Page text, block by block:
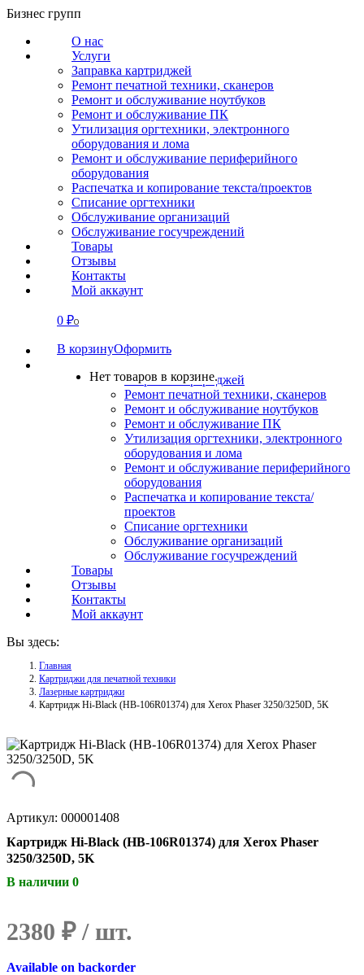
Перейти
содержанию
Бизнес групп
О нас
Услуги
Заправка картриджей
Ремонт печатной техники, сканеров
Ремонт и обслуживание ноутбуков
Ремонт и обслуживание ПК
Утилизация оргтехники, электронного
оборудования и лома
Ремонт и обслуживание периферийного
оборудования
Распечатка и копирование текста/проектов
Списание оргтехники
Обслуживание организаций
Обслуживание госучреждений
Товары
Отзывы
Контакты
Мой аккаунт
0 ₽0
В корзинуОформить
Нет товаров в корзине.
СВЯЗАТЬСЯ
О нас
Заправка картриджей
Ремонт печатной техники, сканеров
Ремонт и обслуживание ноутбуков
Ремонт и обслуживание ПК
Утилизация оргтехники, электронного
оборудования и лома
Ремонт и обслуживание периферийного
оборудования
Распечатка и копирование текста/
проектов
Списание оргтехники
Обслуживание организаций
Обслуживание госучреждений
Товары
Отзывы
Контакты
Мой аккаунт
Вы здесь:
Главная
Картриджи для печатной техники
Лазерные картриджи
Картридж Hi-Black (HB-106R01374) для Xerox Phaser 3250/3250D, 5K
Артикул: 000001408
Картридж Hi-Black (HB-106R01374) для Xerox Phaser
3250/3250D, 5K
В наличии 0
2380 ₽
Available on backorder